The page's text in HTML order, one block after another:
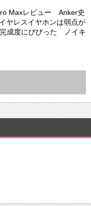
Maxレビュー Anker史
ヤレスイヤホンは弱点が
成度にびびった ノイキ